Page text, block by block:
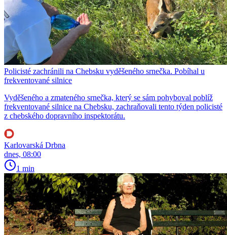
Policisté zachránili na Chebsku vyděšeného srnečka. Pobíhal u
frekventované silnice
Vyděšeného a zmateného srnečka, který se sám pohyboval poblíž
frekventované silnice na Chebsku, zachraňovali tento týden policisté
z chebského dopravního inspektorátu.
Karlovarská Drbna
dnes, 08:00
1 min